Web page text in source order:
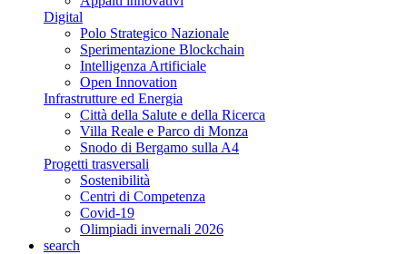
Digital
Polo Strategico Nazionale
Sperimentazione Blockchain
Intelligenza Artificiale
Open Innovation
Infrastrutture ed Energia
Città della Salute e della Ricerca
Villa Reale e Parco di Monza
Snodo di Bergamo sulla A4
Progetti trasversali
Sostenibilità
Centri di Competenza
Covid-19
Olimpiadi invernali 2026
search